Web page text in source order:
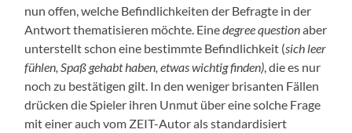
nun offen, welche Befindlichkeiten der Befragte in der
Antwort thematisieren möchte. Einedegree questionaber
unterstellt schon eine bestimmte Befindlichkeit (sich leer
fühlen, Spaß gehabt haben, etwas wichtig finden) , die es nur
noch zu bestätigen gilt. In den weniger brisanten Fällen
drücken die Spieler ihren Unmut über eine solche Frage
mit einer auch vom ZEIT-Autor als standardisiert